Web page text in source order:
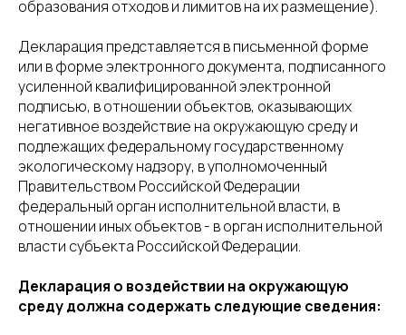
образования отходов и лимитов на их размещение).
Декларация представляется в письменной форме
или в форме электронного документа, подписанного
усиленной квалифицированной электронной
подписью, в отношении объектов, оказывающих
негативное воздействие на окружающую среду и
подлежащих федеральному государственному
экологическому надзору, в уполномоченный
Правительством Российской Федерации
федеральный орган исполнительной власти, в
отношении иных объектов - в орган исполнительной
власти субъекта Российской Федерации.
Декларация о воздействии на окружающую
среду должна содержать следующие сведения: